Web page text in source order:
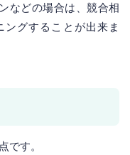
などの場合は、競合相
グすることが出来ま
です。